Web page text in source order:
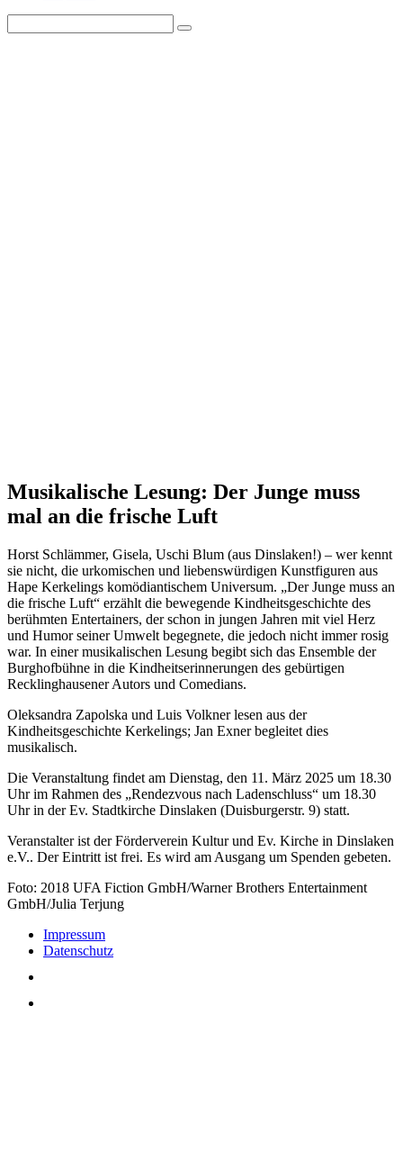
for:
Search
Musikalische Lesung: Der Junge muss
mal an die frische Luft
Horst Schlämmer, Gisela, Uschi Blum (aus Dinslaken!) – wer kennt
sie nicht, die urkomischen und liebenswürdigen Kunstfiguren aus
Hape Kerkelings komödiantischem Universum. „Der Junge muss an
die frische Luft“ erzählt die bewegende Kindheitsgeschichte des
berühmten Entertainers, der schon in jungen Jahren mit viel Herz
und Humor seiner Umwelt begegnete, die jedoch nicht immer rosig
war. In einer musikalischen Lesung begibt sich das Ensemble der
Burghofbühne in die Kindheitserinnerungen des gebürtigen
Recklinghausener Autors und Comedians.
Oleksandra Zapolska und Luis Volkner lesen aus der
Kindheitsgeschichte Kerkelings; Jan Exner begleitet dies
musikalisch.
Die Veranstaltung findet am Dienstag, den 11. März 2025 um 18.30
Uhr im Rahmen des „Rendezvous nach Ladenschluss“ um 18.30
Uhr in der Ev. Stadtkirche Dinslaken (Duisburgerstr. 9) statt.
Veranstalter ist der Förderverein Kultur und Ev. Kirche in Dinslaken
e.V.. Der Eintritt ist frei. Es wird am Ausgang um Spenden gebeten.
Foto: 2018 UFA Fiction GmbH/Warner Brothers Entertainment
GmbH/Julia Terjung
Impressum
Datenschutz